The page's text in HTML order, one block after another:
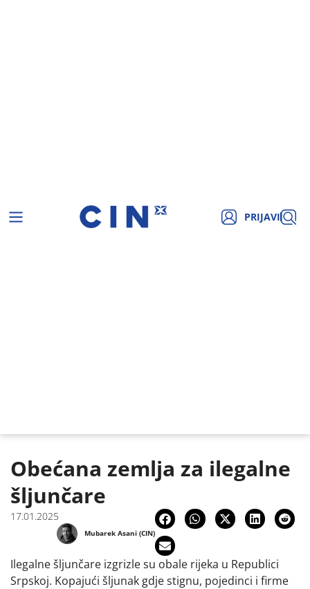
PRIJAVI
Obećana zemlja za ilegalne
šljunčare
17.01.2025
Mubarek Asani (CIN)
Ilegalne šljunčare izgrizle su obale rijeka u Republici
Srpskoj. Kopajući šljunak gdje stignu, pojedinci i firme